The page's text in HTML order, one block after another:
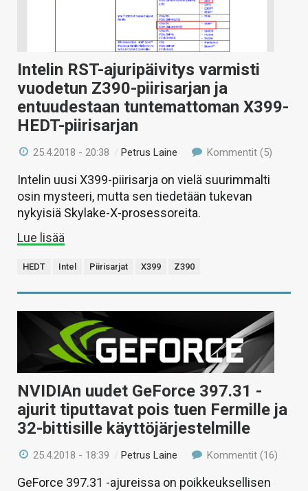
Intelin RST-ajuripäivitys varmisti
vuodetun Z390-piirisarjan ja
entuudestaan tuntemattoman X399-
HEDT-piirisarjan
25.4.2018 - 20:38 / Petrus Laine Kommentit (5)
Intelin uusi X399-piirisarja on vielä suurimmalti
osin mysteeri, mutta sen tiedetään tukevan
nykyisiä Skylake-X-prosessoreita.
Lue lisää
HEDT Intel Piirisarjat X399 Z390
NVIDIAn uudet GeForce 397.31 -
ajurit tiputtavat pois tuen Fermille ja
32-bittisille käyttöjärjestelmille
25.4.2018 - 18:39 / Petrus Laine Kommentit (16)
GeForce 397.31 -ajureissa on poikkeuksellisen